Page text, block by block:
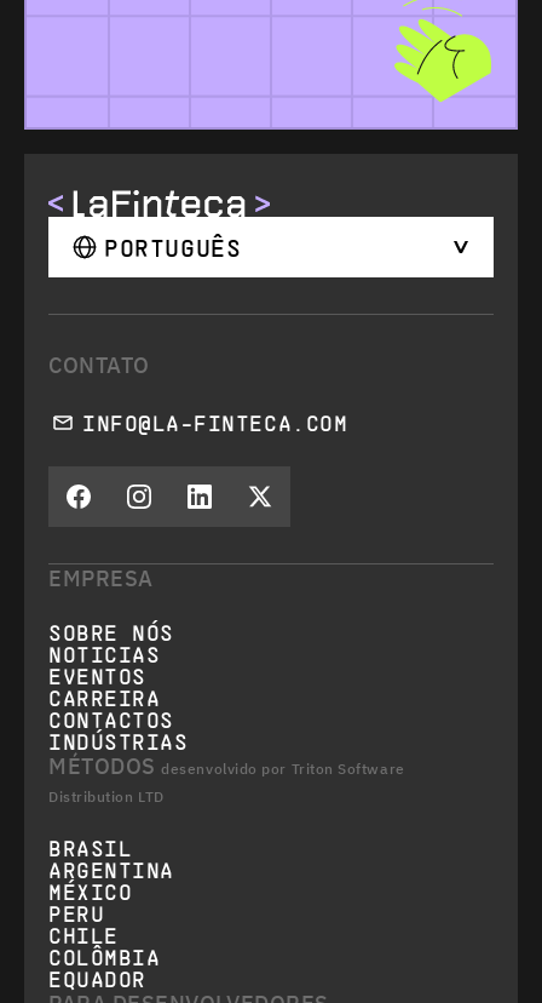
PORTUGUÊS
EMPRESA
SOBRE NÓS
NOTICIAS
EVENTOS
CARREIRA
CONTACTOS
INDÚSTRIAS
MÉTODOS desenvolvido por Triton Software
Distribution LTD
BRASIL
ARGENTINA
MÉXICO
PERU
CHILE
COLÔMBIA
EQUADOR
CONTATO
INFO@LA-FINTECA.COM